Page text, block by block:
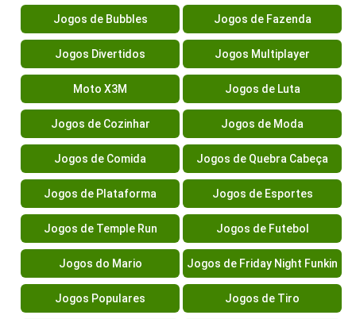
Jogos de Bubbles Jogos de Fazenda
Jogos Divertidos Jogos Multiplayer
Moto X3M Jogos de Luta
Jogos de Cozinhar Jogos de Moda
Jogos de Comida Jogos de Quebra Cabeça
Jogos de Plataforma Jogos de Esportes
Jogos de Temple Run Jogos de Futebol
Jogos do Mario Jogos de Friday Night Funkin
Jogos Populares Jogos de Tiro